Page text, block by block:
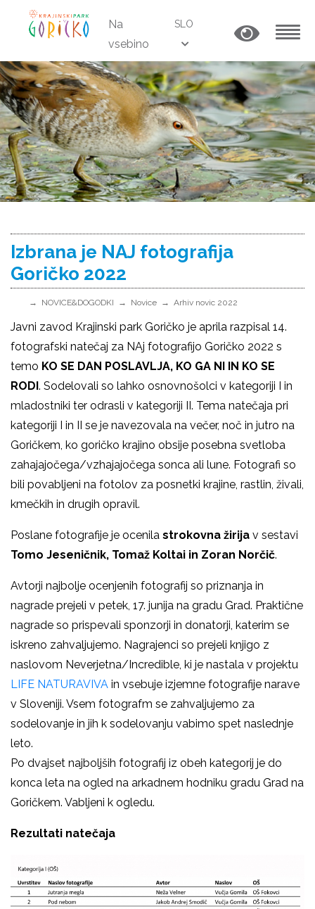
Na
vsebino
SLO
Izbrana je NAJ fotografija
Goričko 2022
NOVICE&DOGODKI Novice Arhiv novic 2022
Javni zavod Krajinski park Goričko je aprila razpisal 14.
fotografski natečaj za NAj fotografijo Goričko 2022 s
temo KO SE DAN POSLAVLJA, KO GA NI IN KO SE
RODI. Sodelovali so lahko osnovnošolci v kategoriji I in
mladostniki ter odrasli v kategoriji II. Tema natečaja pri
kategoriji I in II se je navezovala na večer, noč in jutro na
Goričkem, ko goričko krajino obsije posebna svetloba
zahajajočega/vzhajajočega sonca ali lune. Fotografi so
bili povabljeni na fotolov za posnetki krajine, rastlin, živali,
kmečkih in drugih opravil.
Poslane fotografije je ocenila strokovna žirija v sestavi
Tomo Jeseničnik, Tomaž Koltai in Zoran Norčič.
Avtorji najbolje ocenjenih fotografij so priznanja in
nagrade prejeli v petek, 17. junija na gradu Grad. Praktične
nagrade so prispevali sponzorji in donatorji, katerim se
iskreno zahvaljujemo. Nagrajenci so prejeli knjigo z
naslovom Neverjetna/Incredible, ki je nastala v projektu
LIFE NATURAVIVA in vsebuje izjemne fotografije narave
v Sloveniji. Vsem fotografm se zahvaljujemo za
sodelovanje in jih k sodelovanju vabimo spet naslednje
leto.
Po dvajset najboljših fotografij iz obeh kategorij je do
konca leta na ogled na arkadnem hodniku gradu Grad na
Goričkem. Vabljeni k ogledu.
Rezultati natečaja